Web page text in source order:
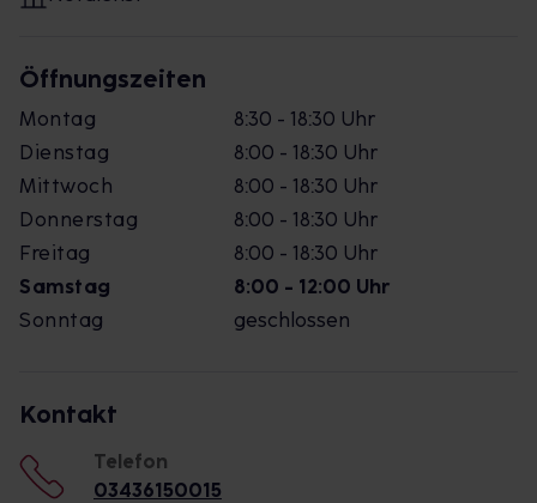
Öffnungszeiten
Montag
8:30 - 18:30 Uhr
Dienstag
8:00 - 18:30 Uhr
Mittwoch
8:00 - 18:30 Uhr
Donnerstag
8:00 - 18:30 Uhr
Freitag
8:00 - 18:30 Uhr
Samstag
8:00 - 12:00 Uhr
Sonntag
geschlossen
Kontakt
Telefon
03436150015